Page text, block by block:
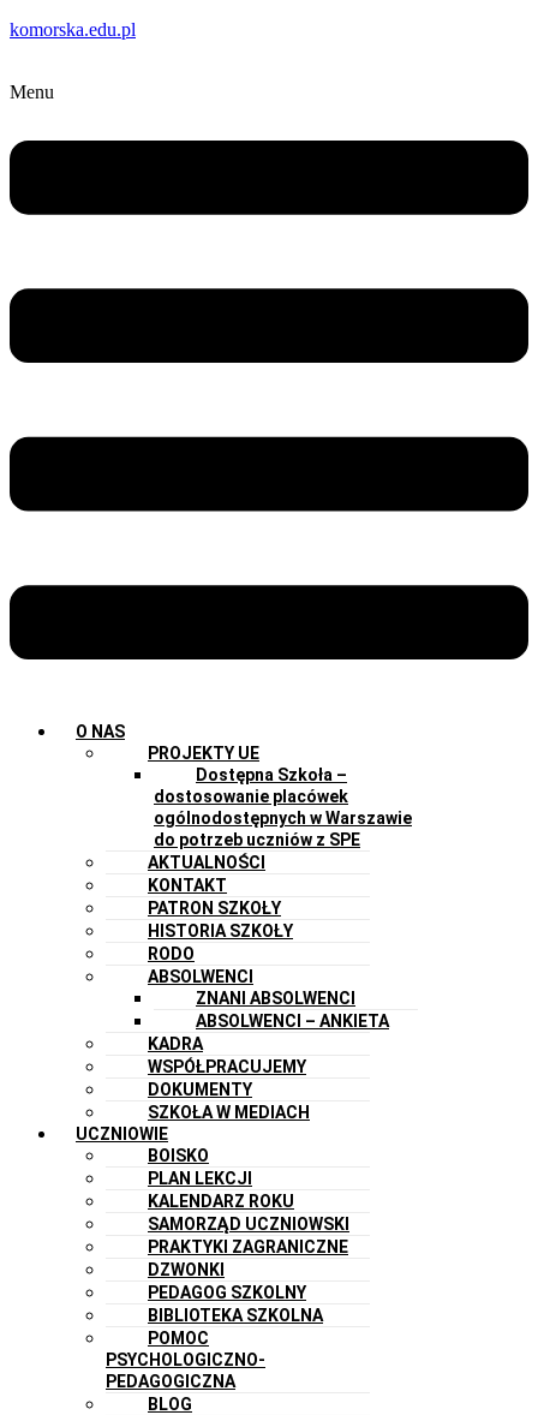
komorska.edu.pl
Menu
O NAS
PROJEKTY UE
Dostępna Szkoła –
dostosowanie placówek
ogólnodostępnych w Warszawie
do potrzeb uczniów z SPE
AKTUALNOŚCI
KONTAKT
PATRON SZKOŁY
HISTORIA SZKOŁY
RODO
ABSOLWENCI
ZNANI ABSOLWENCI
ABSOLWENCI – ANKIETA
KADRA
WSPÓŁPRACUJEMY
DOKUMENTY
SZKOŁA W MEDIACH
UCZNIOWIE
BOISKO
PLAN LEKCJI
KALENDARZ ROKU
SAMORZĄD UCZNIOWSKI
PRAKTYKI ZAGRANICZNE
DZWONKI
PEDAGOG SZKOLNY
BIBLIOTEKA SZKOLNA
POMOC
PSYCHOLOGICZNO-
PEDAGOGICZNA
BLOG